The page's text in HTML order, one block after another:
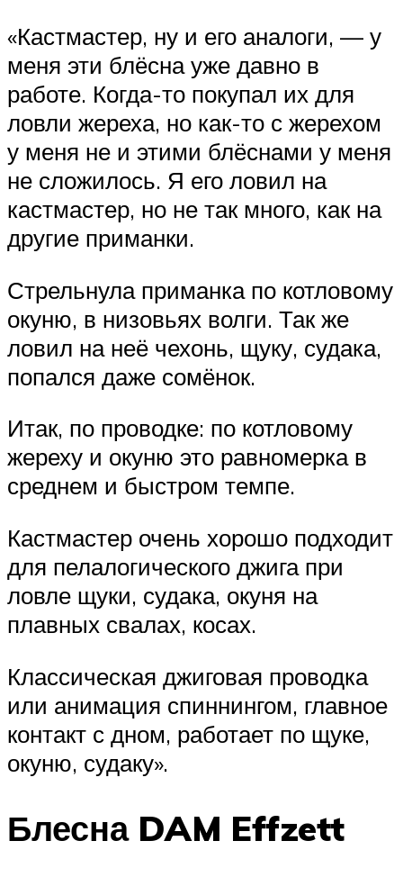
«Кастмастер, ну и его аналоги, — у
меня эти блёсна уже давно в
работе. Когда-то покупал их для
ловли жереха, но как-то с жерехом
у меня не и этими блёснами у меня
не сложилось. Я его ловил на
кастмастер, но не так много, как на
другие приманки.
Стрельнула приманка по котловому
окуню, в низовьях волги. Так же
ловил на неё чехонь, щуку, судака,
попался даже сомёнок.
Итак, по проводке: по котловому
жереху и окуню это равномерка в
среднем и быстром темпе.
Кастмастер очень хорошо подходит
для пелалогического джига при
ловле щуки, судака, окуня на
плавных свалах, косах.
Классическая джиговая проводка
или анимация спиннингом, главное
контакт с дном, работает по щуке,
окуню, судаку».
Блесна DAM Effzett